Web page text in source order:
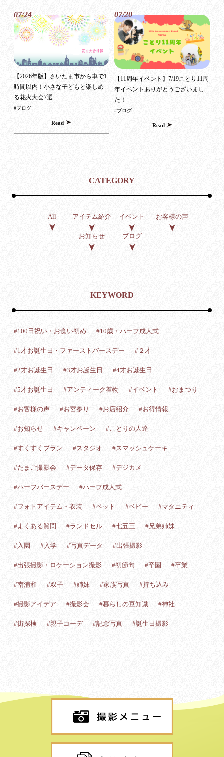
07/24
【2026年版】さいたま市から車で1
時間以内！小さな子どもと楽しめ
る花火大会7選
#ブログ
Read
07/20
【11周年イベント】7/19ことり11周
年イベントありがとうございまし
た！
#ブログ
Read
CATEGORY
All アイテム紹介 イベント お客様の声
お知らせ ブログ
KEYWORD
#100日祝い・お食い初め #10歳・ハーフ成人式
#1才お誕生日・ファーストバースデー #２才
#2才お誕生日 #3才お誕生日 #4才お誕生日
#5才お誕生日 #アンティーク着物 #イベント #おまつり
#お客様の声 #お宮参り #お店紹介 #お得情報
#お知らせ #キャンペーン #ことりの人達
#すくすくプラン #スタジオ #スマッシュケーキ
#たまご撮影会 #データ保存 #デジカメ
#ハーフバースデー #ハーフ成人式
#フォトアイテム・衣装 #ペット #ベビー #マタニティ
#よくある質問 #ランドセル #七五三 #兄弟姉妹
#入園 #入学 #写真データ #出張撮影
#出張撮影・ロケーション撮影 #初節句 #卒園 #卒業
#南浦和 #双子 #姉妹 #家族写真 #持ち込み
#撮影アイデア #撮影会 #暮らしの豆知識 #神社
#街探検 #親子コーデ #記念写真 #誕生日撮影